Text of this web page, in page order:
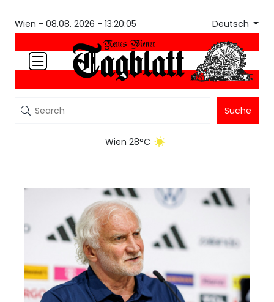
Wien - 08.08. 2026 - 13:20:05 Deutsch
Suche
Wien 28°C